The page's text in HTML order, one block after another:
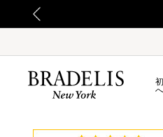
へ